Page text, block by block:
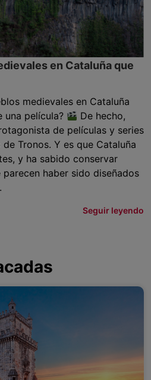
en Cataluña que
medievales en Cataluña
una película?
De hecho,
de películas y series
Tronos. Y es que Cataluña
y ha sabido conservar
haber sido diseñados
Seguir leyendo